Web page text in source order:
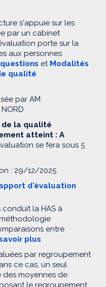
s'appuie sur les
par un cabinet
porte sur la
aux personnes
et Modalités
qualité
par AM
NORD
de la qualité
atteint : A
se fera sous 5
: 29/12/2025
d'évaluation
conduit la HAS à
entre
plus
par regroupement
ce cas, un seul
des moyennes de
le regroupement.